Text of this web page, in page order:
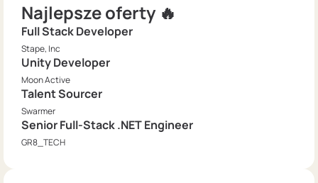
Najlepsze oferty 🔥
Full Stack Developer
Stape, Inc
Unity Developer
Moon Active
Talent Sourcer
Swarmer
Senior Full-Stack .NET Engineer
GR8_TECH